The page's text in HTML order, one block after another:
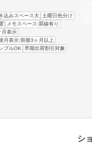
込みスペース大
土曜日色分け
メモスペース:罫線有り
月表示
月表示:前後3ヶ月以上
プルOK
早期出荷割引対象
シ